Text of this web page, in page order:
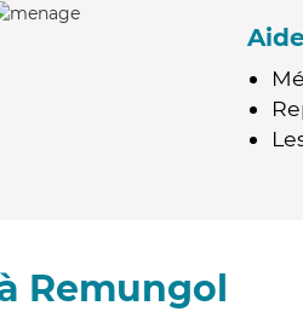
Remungol